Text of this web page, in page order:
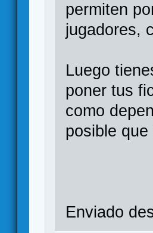
permiten
jugadores,
Luego
poner tus
como
posible
Enviado